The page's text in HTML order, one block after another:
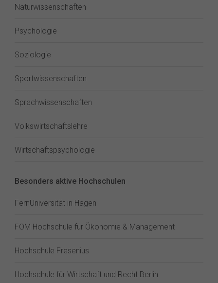
Naturwissenschaften
Psychologie
Soziologie
Sportwissenschaften
Sprachwissenschaften
Volkswirtschaftslehre
Wirtschaftspsychologie
Besonders aktive Hochschulen
FernUniversität in Hagen
FOM Hochschule für Ökonomie & Management
Hochschule Fresenius
Hochschule für Wirtschaft und Recht Berlin